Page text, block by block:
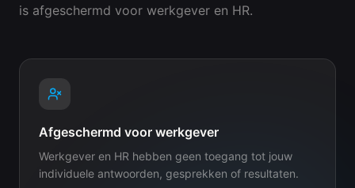
is afgeschermd voor werkgever en HR.
Afgeschermd voor werkgever
Werkgever en HR hebben geen toegang tot jouw
individuele antwoorden, gesprekken of resultaten.